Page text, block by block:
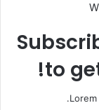
to